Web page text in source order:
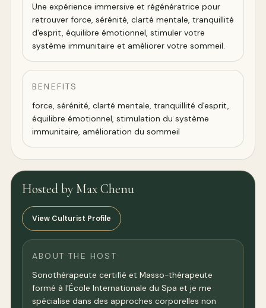
Une expérience immersive et régénératrice pour
retrouver force, sérénité, clarté mentale, tranquillité
d'esprit, équilibre émotionnel, stimuler votre
système immunitaire et améliorer votre sommeil.
BENEFITS
force, sérénité, clarté mentale, tranquillité d'esprit,
équilibre émotionnel, stimulation du système
immunitaire, amélioration du sommeil
Hosted by Max Chenu
View Culturist Profile
ABOUT THE HOST
Sonothérapeute certifié et Masso-thérapeute
formé à l'École Internationale du Spa et je me
spécialise dans des approches corporelles non